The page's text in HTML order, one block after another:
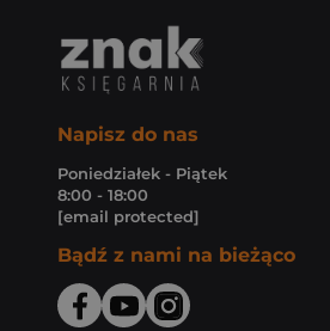
Napisz do nas
Poniedziałek - Piątek
8:00 - 18:00
[email protected]
Bądź z nami na bieżąco